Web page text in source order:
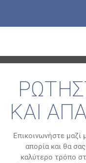
ΚΑΙ
Επικοινωνήστε μαζί
απορία και θα
καλύτερο τρόπο